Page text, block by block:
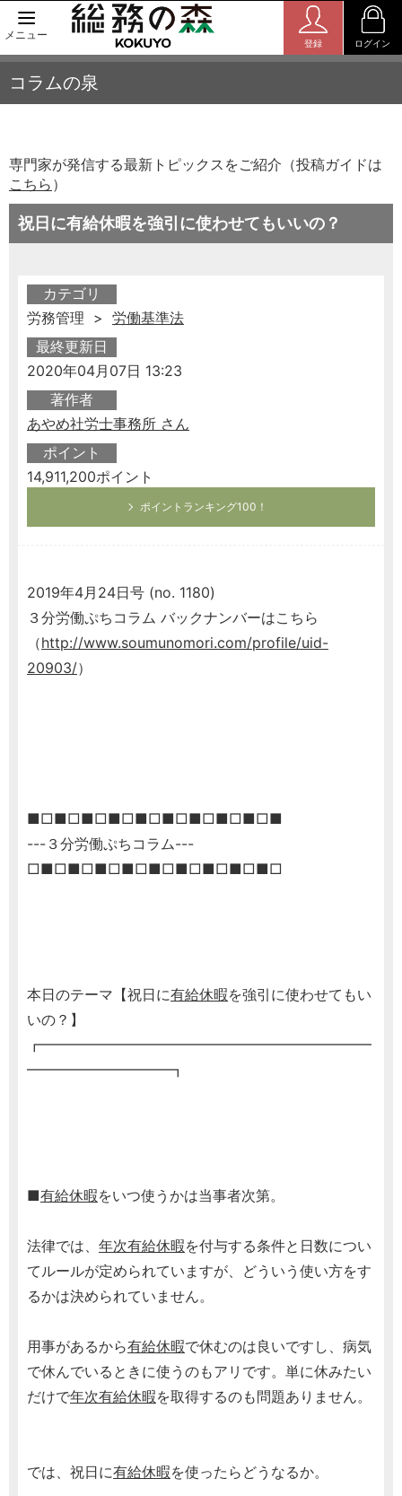
メニュー
登録 ログイン
コラムの泉
専門家が発信する最新トピックスをご紹介（投稿ガイドは
こちら ）
祝日に有給休暇を強引に使わせてもいいの？
カテゴリ
労務管理 > 労働基準法
最終更新日
2020年04月07日 13:23
著作者
あやめ社労士事務所 さん
ポイント
14,911,200ポイント
ポイントランキング100！
2019年4月24日号 (no. 1180)
３分労働ぷちコラム バックナンバーはこちら
（http://www.soumunomori.com/profile/uid-
20903/）
■□■□■□■□■□■□■□■□■□■
---３分労働ぷちコラム---
□■□■□■□■□■□■□■□■□■□
本日のテーマ【祝日に有給休暇を強引に使わせてもい
いの？】
┏━━━━━━━━━━━━━━━━━━━━━━━
━━━━━━━━━━┓
■有給休暇をいつ使うかは当事者次第。
法律では、 年次有給休暇を付与する条件と日数につい
てルールが定められていますが、どういう使い方をす
るかは決められていません。
用事があるから有給休暇で休むのは良いですし、病気
で休んでいるときに使うのもアリです。単に休みたい
だけで年次有給休暇を取得するのも問題ありません。
では、祝日に有給休暇を使ったらどうなるか。